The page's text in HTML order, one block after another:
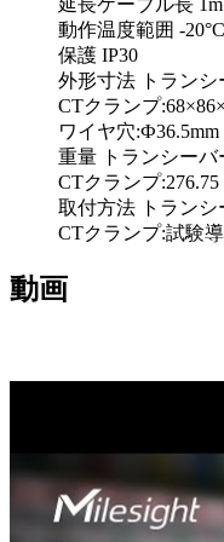
動作温度範囲 -
保護 IP30
外形寸法 トランシ
CTクランプ
ワイヤ穴:Ф36.5mm
重量 トランシーバ
CTクランプ:276.75
取付方法 トラン
CTクランプ:試験
動画